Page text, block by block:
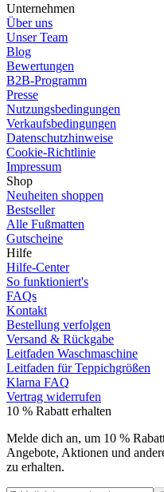
Unternehmen
Über uns
Unser Team
Blog
Bewertungen
B2B-Programm
Presse
Nutzungsbedingungen
Verkaufsbedingungen
Datenschutzhinweise
Cookie-Richtlinie
Impressum
Shop
Neuheiten shoppen
Bestseller
Alle Fußmatten
Gutscheine
Hilfe
Hilfe-Center
So funktioniert's
FAQs
Kontakt
Bestellung verfolgen
Versand & Rückgabe
Leitfaden Waschmaschine
Leitfaden für Teppichgrößen
Klarna FAQ
Vertrag widerrufen
10 % Rabatt erhalten
Melde dich an, um 10 %
Angebote, Aktionen und
zu erhalten.